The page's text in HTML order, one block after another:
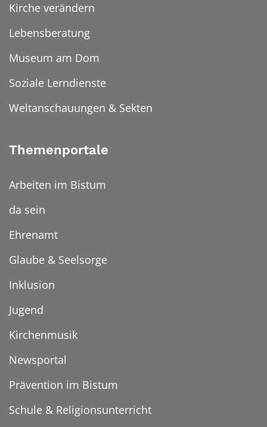
Kirche verändern
Lebensberatung
Museum am Dom
Soziale Lerndienste
Weltanschauungen & Sekten
Themenportale
Arbeiten im Bistum
da sein
Ehrenamt
Glaube & Seelsorge
Inklusion
Jugend
Kirchenmusik
Newsportal
Prävention im Bistum
Schule & Religionsunterricht